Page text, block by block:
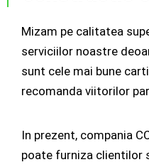
Mizam pe calitatea
serviciilor noastre
sunt cele mai bune
recomanda viitorilor
In prezent, compania
poate furniza clientilor